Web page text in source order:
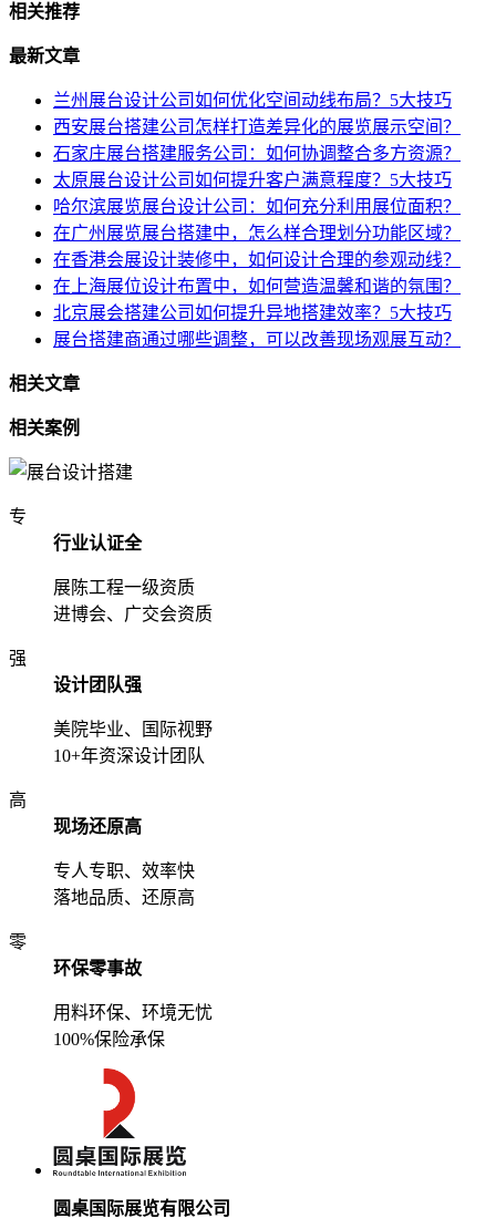
相关推荐
最新文章
兰州展台设计公司如何优化空间动线布局？5大技巧
西安展台搭建公司怎样打造差异化的展览展示空间？
石家庄展台搭建服务公司：如何协调整合多方资源？
太原展台设计公司如何提升客户满意程度？5大技巧
哈尔滨展览展台设计公司：如何充分利用展位面积？
在广州展览展台搭建中，怎么样合理划分功能区域？
在香港会展设计装修中，如何设计合理的参观动线？
在上海展位设计布置中，如何营造温馨和谐的氛围？
北京展会搭建公司如何提升异地搭建效率？5大技巧
展台搭建商通过哪些调整，可以改善现场观展互动？
相关文章
相关案例
专
行业认证全
展陈工程一级资质
进博会、广交会资质
强
设计团队强
美院毕业、国际视野
10+年资深设计团队
高
现场还原高
专人专职、效率快
落地品质、还原高
零
环保零事故
用料环保、环境无忧
100%保险承保
圆桌国际展览有限公司